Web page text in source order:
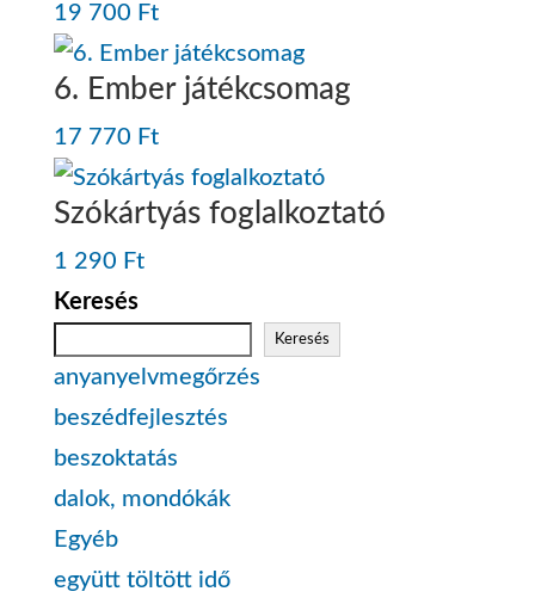
19 700 Ft
6. Ember játékcsomag
17 770 Ft
Szókártyás foglalkoztató
1 290 Ft
Keresés
Keresés
anyanyelvmegőrzés
beszédfejlesztés
beszoktatás
dalok, mondókák
Egyéb
együtt töltött idő